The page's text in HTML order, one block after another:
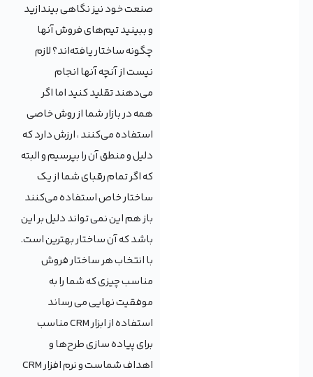
صنعت خود نیز نگاهی بیندازید
و ببینید تیم‌های فروش آنها
چگونه ساختار یافته‌اند؟ لازم
نیست از آنچه آنها انجام
می‌دهند تقلید کنید اما اگر
همه در بازار شما از روش خاصی
استفاده می‌کنند ، ارزش دارد که
دلیل و منطق آن را بپرسیم و البته
که اگر تمام رقبای شما از یک
ساختار خاص استفاده می‌کنند
باز هم این نمی تواند دلیل بر این
باشد که آن ساختار بهترین است.
با انتخاب هر ساختار فروش
مناسب چیزی که شما را به
موفقیت نهایی می رساند
استفاده از ابزار CRM مناسب
برای پیاده سازی طرح‌ها و
اهداف شماست و نرم افزار CRM